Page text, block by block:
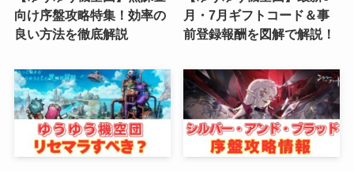
(4)
(1)
(4)
(6)
向け序盤攻略特集！効率の
良い方法を徹底解説
月・7月ギフトコード＆事
前登録報酬を図解で解説！